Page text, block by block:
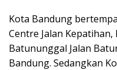
Kota Bandung
Centre Jalan
Batununggal Jalan
Bandung. Sedangkan